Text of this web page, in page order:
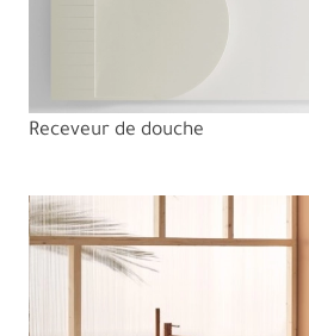
Receveur de douche